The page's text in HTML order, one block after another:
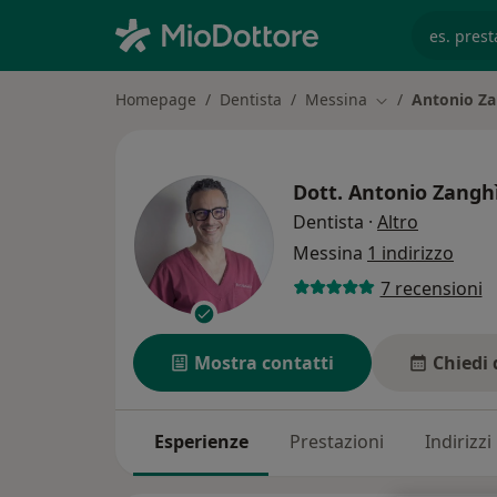
Homepage Dentista Messina Cambia città
Antonio
Dott. Antonio
Dentista · Altro
Messina 1 indirizzo
7 recensioni
Mostra contatti Chiedi
Esperienze Prestazioni Indirizzi